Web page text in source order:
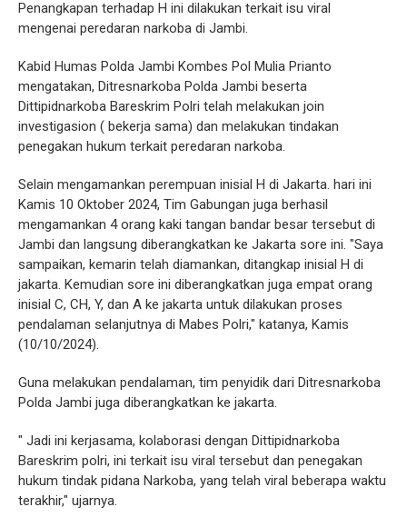
Penangkapan terhadap H ini dilakukan terkait isu viral
mengenai peredaran narkoba di Jambi.
Kabid Humas Polda Jambi Kombes Pol Mulia Prianto
mengatakan, Ditresnarkoba Polda Jambi beserta
Dittipidnarkoba Bareskrim Polri telah melakukan join
investigasion ( bekerja sama) dan melakukan tindakan
penegakan hukum terkait peredaran narkoba.
Selain mengamankan perempuan inisial H di Jakarta. hari ini
Kamis 10 Oktober 2024, Tim Gabungan juga berhasil
mengamankan 4 orang kaki tangan bandar besar tersebut di
Jambi dan langsung diberangkatkan ke Jakarta sore ini. "Saya
sampaikan, kemarin telah diamankan, ditangkap inisial H di
jakarta. Kemudian sore ini diberangkatkan juga empat orang
inisial C, CH, Y, dan A ke jakarta untuk dilakukan proses
pendalaman selanjutnya di Mabes Polri," katanya, Kamis
(10/10/2024).
Guna melakukan pendalaman, tim penyidik dari Ditresnarkoba
Polda Jambi juga diberangkatkan ke jakarta.
" Jadi ini kerjasama, kolaborasi dengan Dittipidnarkoba
Bareskrim polri, ini terkait isu viral tersebut dan penegakan
hukum tindak pidana Narkoba, yang telah viral beberapa waktu
terakhir," ujarnya.